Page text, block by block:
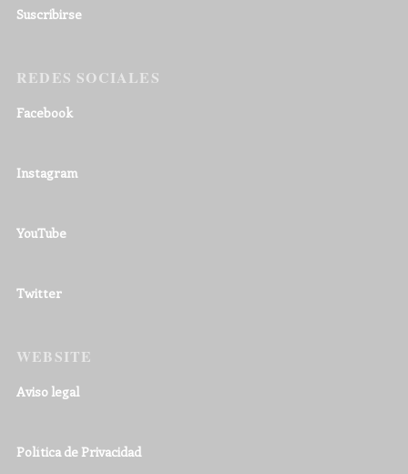
Suscribirse
REDES SOCIALES
Facebook
Instagram
YouTube
Twitter
WEBSITE
Aviso legal
Política de Privacidad